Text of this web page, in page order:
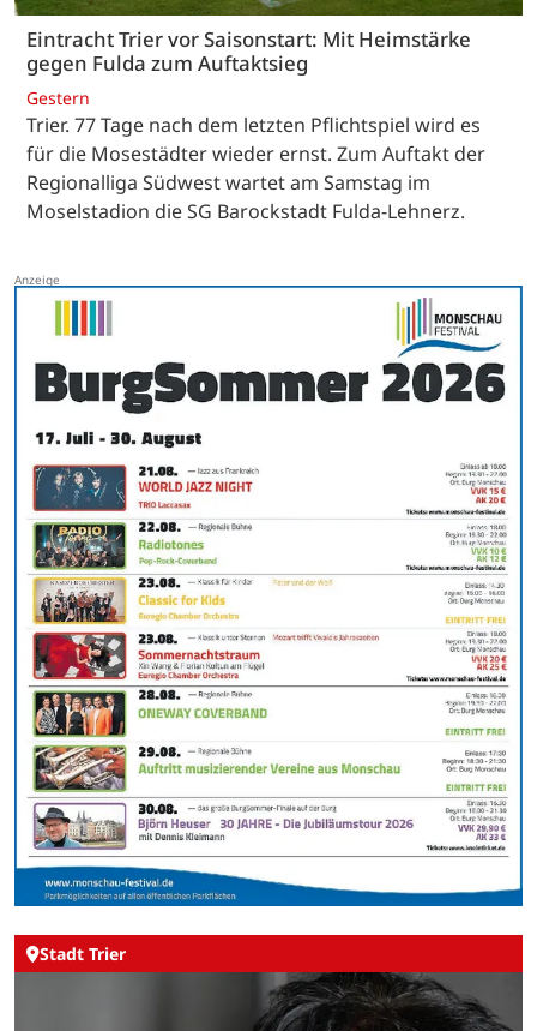
Eintracht Trier vor Saisonstart: Mit Heimstärke
gegen Fulda zum Auftaktsieg
Gestern
Trier. 77 Tage nach dem letzten Pflichtspiel wird es
für die Mosestädter wieder ernst. Zum Auftakt der
Regionalliga Südwest wartet am Samstag im
Moselstadion die SG Barockstadt Fulda-Lehnerz.
Stadt Trier